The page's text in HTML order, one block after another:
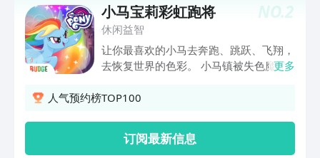
NO.2
小马宝莉彩虹跑将
休闲益智
让你最喜欢的小马去奔跑、跳跃、飞翔，
去恢复世界的色彩。 小马镇被失色魔咒
量才能打破它。快跑、跳跃，唤醒小马的
小马镇完成扣动心弦的任务！ 快跑去关
更多
人气预约榜TOP100
订阅最新信息